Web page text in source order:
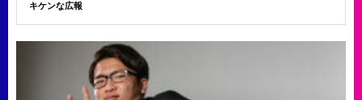
キケンな広報